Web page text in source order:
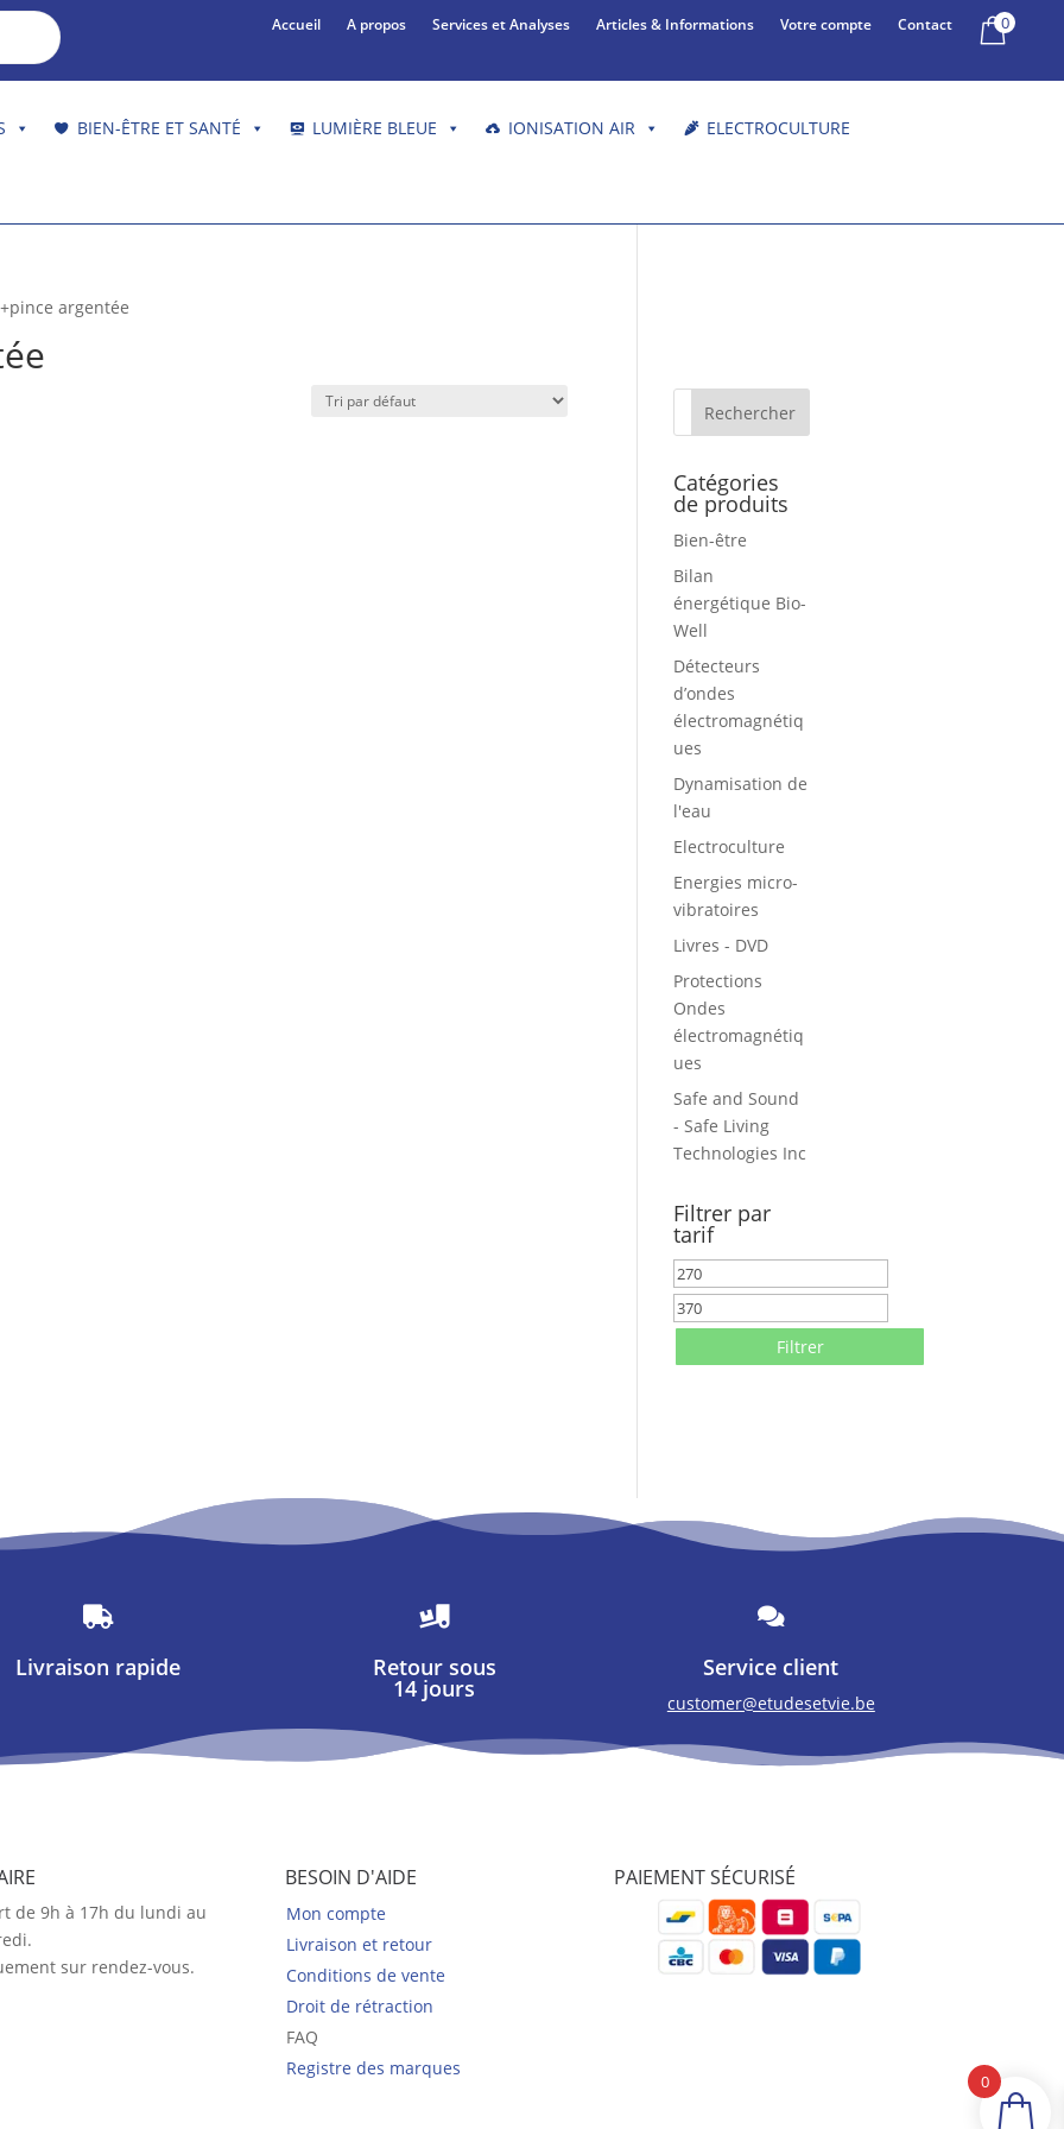
Accueil A propos Services et Analyses Articles & Informations Votre compte Contact 0
BIEN-ÊTRE ET SANTÉ LUMIÈRE BLEUE IONISATION AIR ELECTROCULTURE
argentée
Catégories
de produits
Bien-être
Bilan
énergétique Bio-
Well
Détecteurs
d’ondes
électromagnétiq
ues
Dynamisation de
l'eau
Electroculture
Energies micro-
vibratoires
Livres - DVD
Protections
Ondes
électromagnétiq
ues
Safe and Sound
- Safe Living
Technologies Inc
Filtrer par
tarif
Prix
min
Prix
Filtrer

Livraison rapide

Retour sous
14 jours

Service client
customer@etudesetvie.be
de 9h à 17h du lundi au
sur rendez-vous.
BESOIN D'AIDE
Mon compte
Livraison et retour
Conditions de vente
Droit de rétraction
FAQ
Registre des marques
PAIEMENT SÉCURISÉ
0